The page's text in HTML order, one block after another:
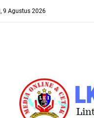
9 Agustus 2026